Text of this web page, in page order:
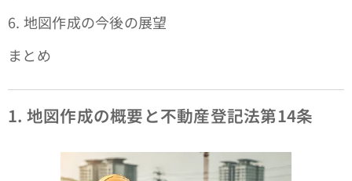
6. 地図作成の今後の展望
まとめ
1. 地図作成の概要と不動産登記法第14条